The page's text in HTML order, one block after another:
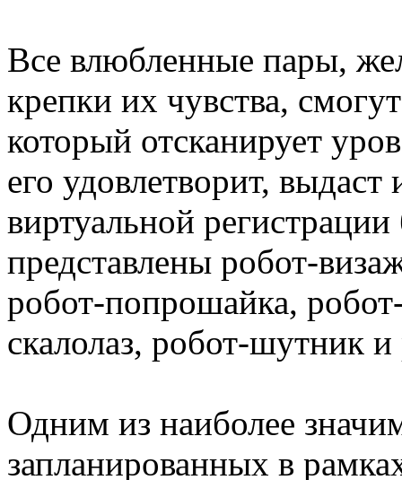
Все влюбленные пары,
крепки их чувства,
который отсканирует
его удовлетворит, выдаст
виртуальной
представлены робот-
робот-попрошайка,
скалолаз, робот-шутник
Одним из наиболее
запланированных в